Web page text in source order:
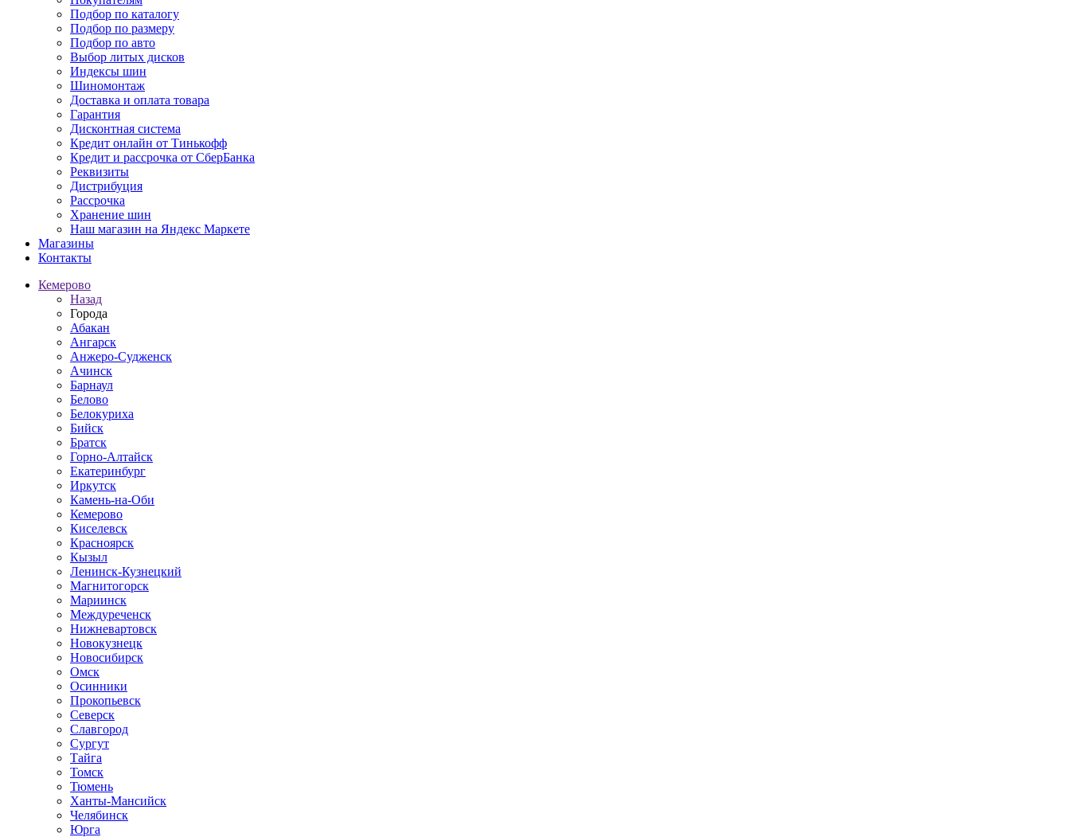
Подбор по каталогу
Подбор по размеру
Подбор по авто
Выбор литых дисков
Индексы шин
Шиномонтаж
Доставка и оплата товара
Гарантия
Дисконтная система
Кредит онлайн от Тинькофф
Кредит и рассрочка от СберБанка
Реквизиты
Дистрибуция
Рассрочка
Хранение шин
Наш магазин на Яндекс Маркете
Магазины
Контакты
Кемерово
Назад
Города
Абакан
Ангарск
Анжеро-Судженск
Ачинск
Барнаул
Белово
Белокуриха
Бийск
Братск
Горно-Алтайск
Екатеринбург
Иркутск
Камень-на-Оби
Кемерово
Киселевск
Красноярск
Кызыл
Ленинск-Кузнецкий
Магнитогорск
Мариинск
Междуреченск
Нижневартовск
Новокузнецк
Новосибирск
Омск
Осинники
Прокопьевск
Северск
Славгород
Сургут
Тайга
Томск
Тюмень
Ханты-Мансийск
Челябинск
Юрга